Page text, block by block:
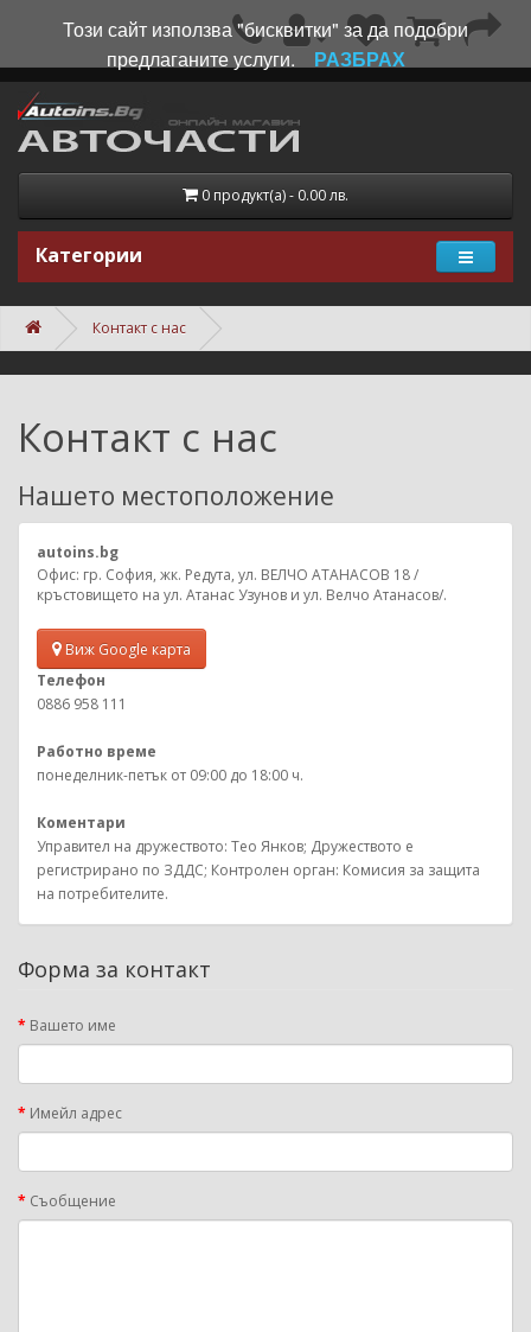
0 продукт(а) - 0.00 лв.
Категории
Контакт с нас
Контакт с нас
Нашето местоположение
autoins.bg
Офис: гр. София, жк. Редута, ул. ВЕЛЧО АТАНАСОВ 18 /
кръстовището на ул. Атанас Узунов и ул. Велчо Атанасов/.
Виж Google карта
Телефон
0886 958 111
Работно време
понеделник-петък от 09:00 до 18:00 ч.
Коментари
Управител на дружеството: Тео Янков; Дружеството е
регистрирано по ЗДДС; Контролен орган: Комисия за защита
на потребителите.
Форма за контакт
Вашето име
Имейл адрес
Съобщение
Този сайт използва "бисквитки" за да подобри
предлаганите услуги.
РАЗБРАХ